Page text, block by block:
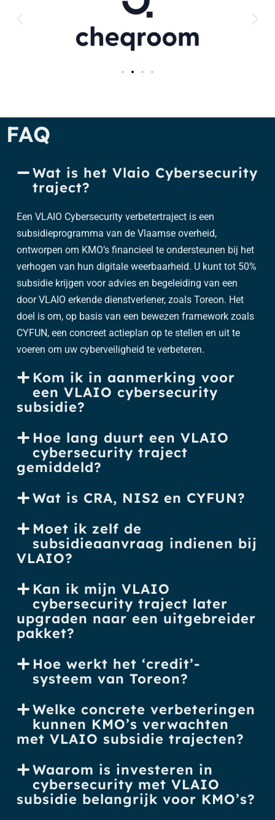
FAQ
Wat is het Vlaio Cybersecurity
traject?
Een VLAIO Cybersecurity verbetertraject is een
subsidieprogramma van de Vlaamse overheid,
ontworpen om KMO’s financieel te ondersteunen bij het
verhogen van hun digitale weerbaarheid. U kunt tot 50%
subsidie krijgen voor advies en begeleiding van een
door VLAIO erkende dienstverlener, zoals Toreon. Het
doel is om, op basis van een bewezen framework zoals
CYFUN, een concreet actieplan op te stellen en uit te
voeren om uw cyberveiligheid te verbeteren.
Kom ik in aanmerking voor
een VLAIO cybersecurity
subsidie?
Hoe lang duurt een VLAIO
cybersecurity traject
gemiddeld?
Wat is CRA, NIS2 en CYFUN?
Moet ik zelf de
subsidieaanvraag indienen bij
VLAIO?
Kan ik mijn VLAIO
cybersecurity traject later
upgraden naar een uitgebreider
pakket?
Hoe werkt het ‘credit’-
systeem van Toreon?
Welke concrete verbeteringen
kunnen KMO’s verwachten
met VLAIO subsidie trajecten?
Waarom is investeren in
cybersecurity met VLAIO
subsidie belangrijk voor KMO’s?